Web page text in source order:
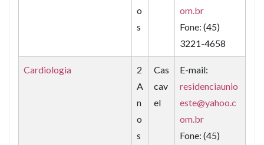
o
s
om.br
Fone: (45)
3221-4658
Cardiologia
2
A
n
o
s
Cas
cav
el
E-mail:
residenciaunio
este@yahoo.c
om.br
Fone: (45)